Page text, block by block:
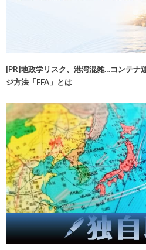
[PR]地政学リスク、港湾混雑…コンテナ
ジ方法「FFA」とは